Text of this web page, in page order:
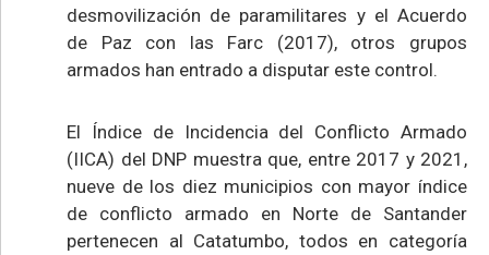
desmovilización de paramilitares y el Acuerdo
de Paz con las Farc (2017), otros grupos
armados han entrado a disputar este control.
El Índice de Incidencia del Conflicto Armado
(IICA) del DNP muestra que, entre 2017 y 2021,
nueve de los diez municipios con mayor índice
de conflicto armado en Norte de Santander
pertenecen al Catatumbo, todos en categoría